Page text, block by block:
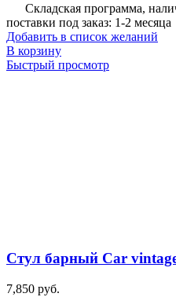
Складская программа,
поставки под заказ: 1-2 месяца
Добавить в список желаний
В корзину
Быстрый просмотр
Стул барный Car
7,850 руб.